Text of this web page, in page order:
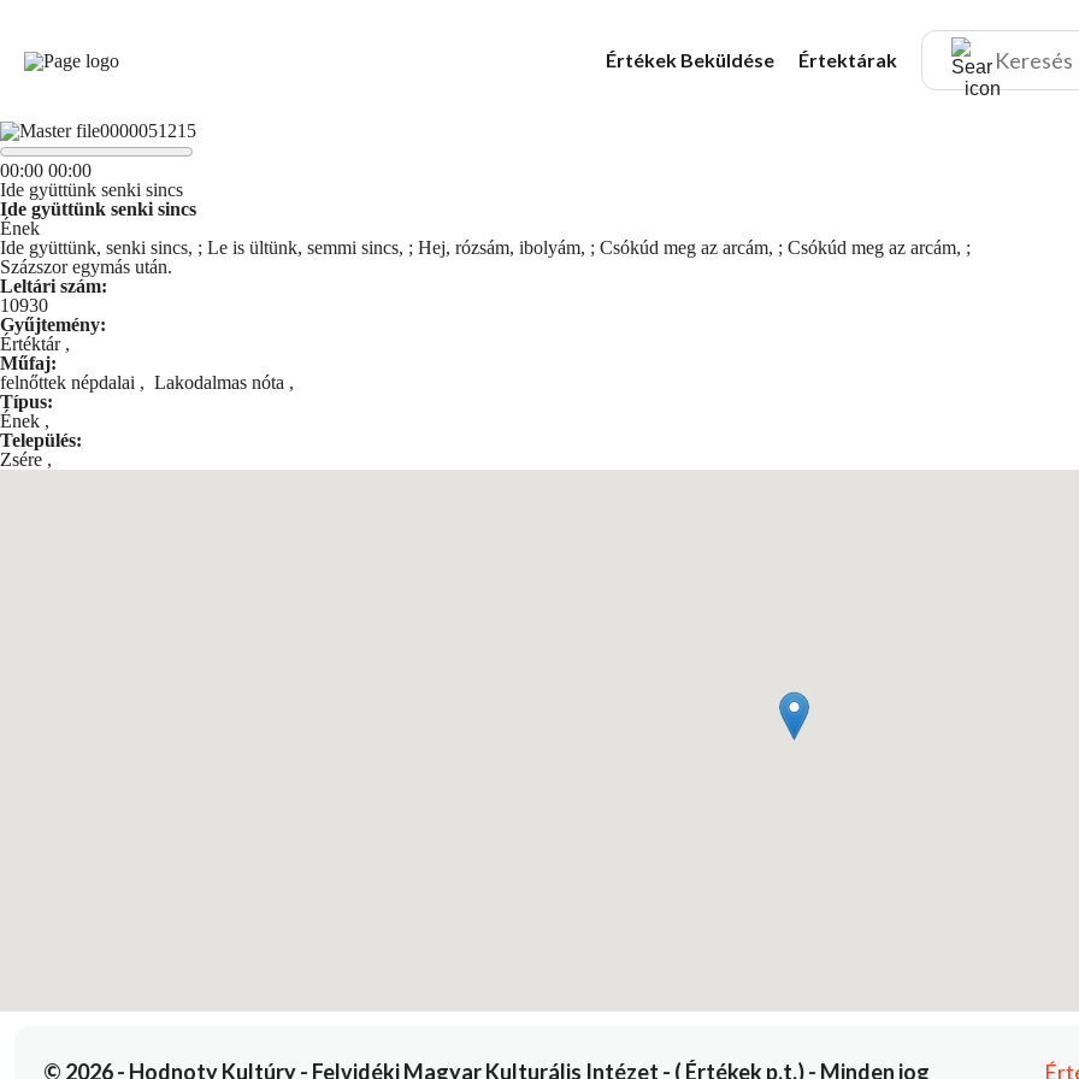
Értékek Beküldése Értektárak
00:00 00:00
Ide gyüttünk senki sincs
Ide gyüttünk senki sincs
Ének
Ide gyüttünk, senki sincs, ; Le is ültünk, semmi sincs, ; Hej, rózsám, ibolyám, ; Csókúd meg az arcám, ; Csókúd meg az arcám, ;
Százszor egymás után.
Leltári szám:
10930
Gyűjtemény:
Értéktár ,
Műfaj:
felnőttek népdalai , Lakodalmas nóta ,
Típus:
Ének ,
Település:
Zsére ,
© 2026 - Hodnoty Kultúry - Felvidéki Magyar Kulturális Intézet - ( Értékek p.t.) - Minden jog